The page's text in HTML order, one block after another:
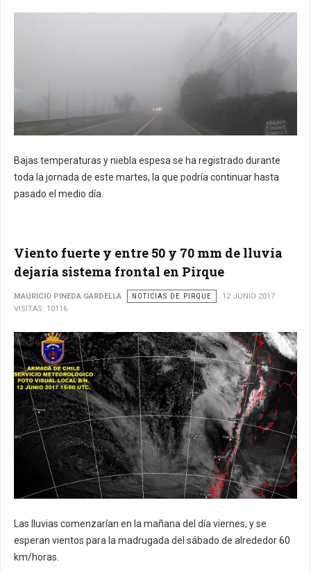
Bajas temperaturas y niebla espesa se ha registrado durante
toda la jornada de este martes, la que podría continuar hasta
pasado el medio día.
Viento fuerte y entre 50 y 70 mm de lluvia
dejaría sistema frontal en Pirque
MAURICIO PINEDA GARDELLA NOTICIAS DE PIRQUE
12 JUNIO 2017
VISITAS: 10116
Las lluvias comenzarían en la mañana del día viernes, y se
esperan vientos para la madrugada del sábado de alrededor 60
km/horas.